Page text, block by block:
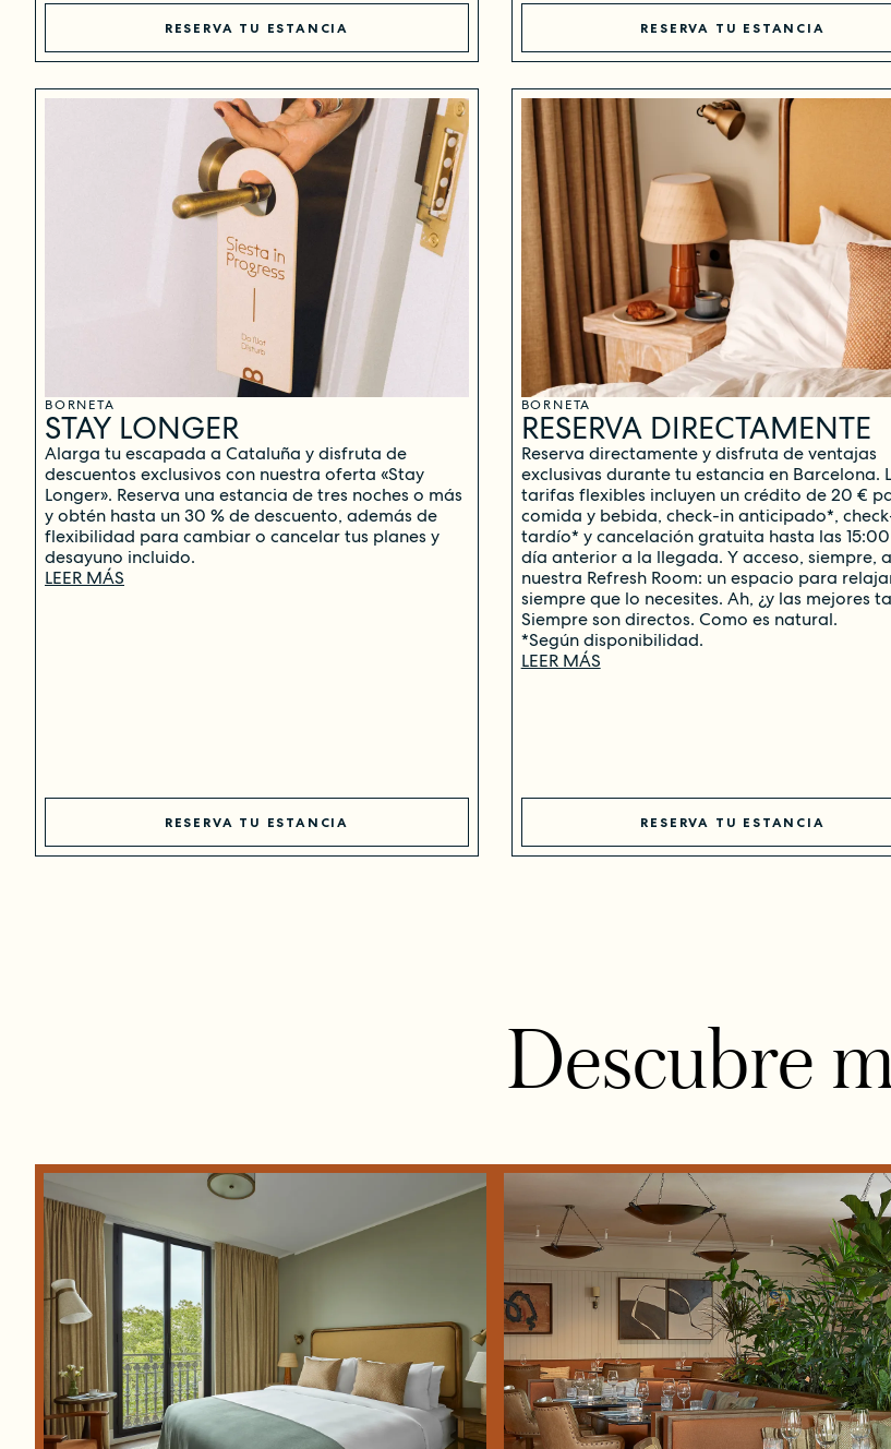
RESERVA TU ESTANCIA RESERVA TU ESTANCIA
BORNETA
STAY LONGER
Alarga tu escapada a Cataluña y disfruta de
descuentos exclusivos con nuestra oferta «Stay
Longer». Reserva una estancia de tres noches o más
y obtén hasta un 30 % de descuento, además de
flexibilidad para cambiar o cancelar tus planes y
desayuno incluido.
LEER MÁS
RESERVA TU ESTANCIA
BORNETA
RESERVA DIRECTAMENTE
Reserva directamente y disfruta de ventajas
exclusivas durante tu estancia en Barcelona.
tarifas flexibles incluyen un crédito de 20 €
comida y bebida, check-in anticipado*,
tardío* y cancelación gratuita hasta las
día anterior a la llegada. Y acceso, siempre, a
nuestra Refresh Room: un espacio para
siempre que lo necesites. Ah, ¿y las mejores
Siempre son directos. Como es natural.
*Según disponibilidad.
LEER MÁS
RESERVA TU ESTANCIA
Descubre